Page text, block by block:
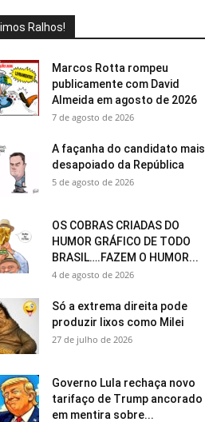
Ralhos!
Marcos Rotta rompeu
publicamente com David
Almeida em agosto de 2026
7 de agosto de 2026
A façanha do candidato mais
desapoiado da República
5 de agosto de 2026
OS COBRAS CRIADAS DO
HUMOR GRÁFICO DE TODO
BRASIL….FAZEM O HUMOR...
4 de agosto de 2026
Só a extrema direita pode
produzir lixos como Milei
27 de julho de 2026
Governo Lula rechaça novo
tarifaço de Trump ancorado
em mentira sobre...